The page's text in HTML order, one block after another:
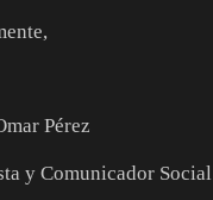
Pérez
y Comunicador Social